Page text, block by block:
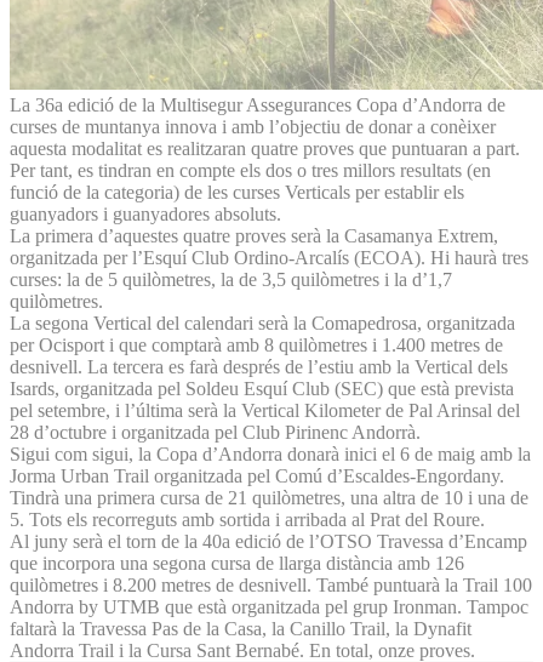
La 36a edició de la Multisegur Assegurances Copa d’Andorra de
curses de muntanya innova i amb l’objectiu de donar a conèixer
aquesta modalitat es realitzaran quatre proves que puntuaran a part.
Per tant, es tindran en compte els dos o tres millors resultats (en
funció de la categoria) de les curses Verticals per establir els
guanyadors i guanyadores absoluts.
La primera d’aquestes quatre proves serà la Casamanya Extrem,
organitzada per l’Esquí Club Ordino-Arcalís (ECOA). Hi haurà tres
curses: la de 5 quilòmetres, la de 3,5 quilòmetres i la d’1,7
quilòmetres.
La segona Vertical del calendari serà la Comapedrosa, organitzada
per Ocisport i que comptarà amb 8 quilòmetres i 1.400 metres de
desnivell. La tercera es farà després de l’estiu amb la Vertical dels
Isards, organitzada pel Soldeu Esquí Club (SEC) que està prevista
pel setembre, i l’última serà la Vertical Kilometer de Pal Arinsal del
28 d’octubre i organitzada pel Club Pirinenc Andorrà.
Sigui com sigui, la Copa d’Andorra donarà inici el 6 de maig amb la
Jorma Urban Trail organitzada pel Comú d’Escaldes-Engordany.
Tindrà una primera cursa de 21 quilòmetres, una altra de 10 i una de
5. Tots els recorreguts amb sortida i arribada al Prat del Roure.
Al juny serà el torn de la 40a edició de l’OTSO Travessa d’Encamp
que incorpora una segona cursa de llarga distància amb 126
quilòmetres i 8.200 metres de desnivell. També puntuarà la Trail 100
Andorra by UTMB que està organitzada pel grup Ironman. Tampoc
faltarà la Travessa Pas de la Casa, la Canillo Trail, la Dynafit
Andorra Trail i la Cursa Sant Bernabé. En total, onze proves.